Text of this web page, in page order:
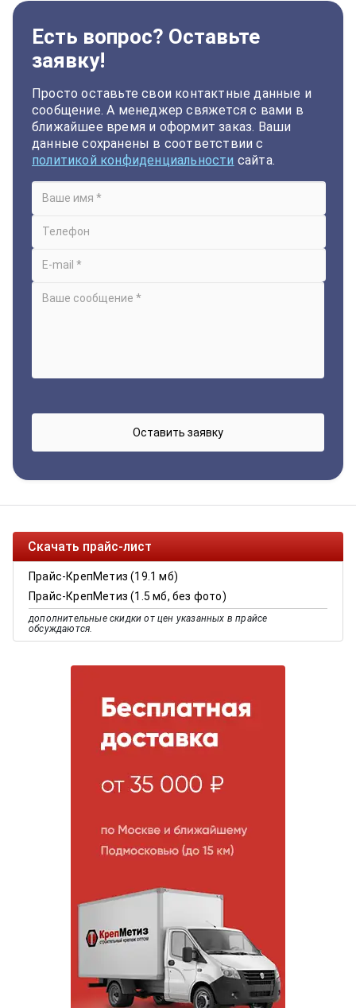
Есть вопрос? Оставьте
заявку!
Просто оставьте свои контактные данные и
сообщение. А менеджер свяжется с вами в
ближайшее время и оформит заказ. Ваши
данные сохранены в соответствии с
политикой конфиденциальности сайта.
Скачать прайс-лист
Прайс-КрепМетиз (19.1 мб)
Прайс-КрепМетиз (1.5 мб, без фото)
дополнительные скидки от цен указанных в прайсе
обсуждаются.